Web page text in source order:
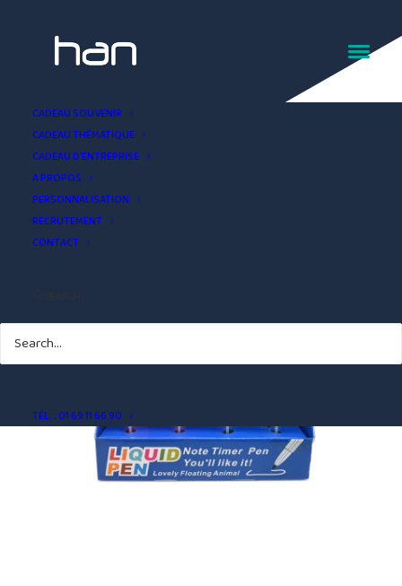
CADEAU SOUVENIR
CADEAU THÉMATIQUE
CADEAU D’ENTREPRISE
A PROPOS
PERSONNALISATION
RECRUTEMENT
CONTACT
TÉL. : 01 69 11 66 90
Stylo publicitaire Alsace